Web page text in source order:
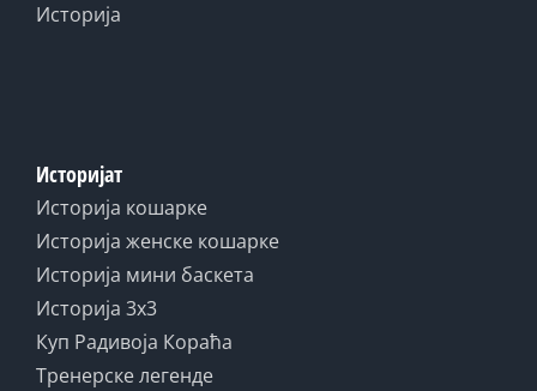
Историја
Историјат
Историја кошарке
Историја женске кошарке
Историја мини баскета
Историја 3x3
Куп Радивоја Кораћа
Тренерске легенде